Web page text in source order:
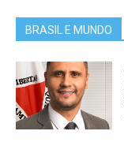
BRASIL E MUNDO